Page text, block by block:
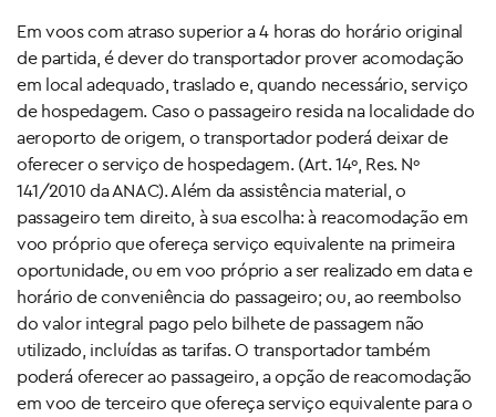
Em voos com atraso superior a 4 horas do horário original
de partida, é dever do transportador prover acomodação
em local adequado, traslado e, quando necessário, serviço
de hospedagem. Caso o passageiro resida na localidade do
aeroporto de origem, o transportador poderá deixar de
oferecer o serviço de hospedagem. (Art. 14º, Res. Nº
141/2010 da ANAC). Além da assistência material, o
passageiro tem direito, à sua escolha: à reacomodação em
voo próprio que ofereça serviço equivalente na primeira
oportunidade, ou em voo próprio a ser realizado em data e
horário de conveniência do passageiro; ou, ao reembolso
do valor integral pago pelo bilhete de passagem não
utilizado, incluídas as tarifas. O transportador também
poderá oferecer ao passageiro, a opção de reacomodação
em voo de terceiro que ofereça serviço equivalente para o